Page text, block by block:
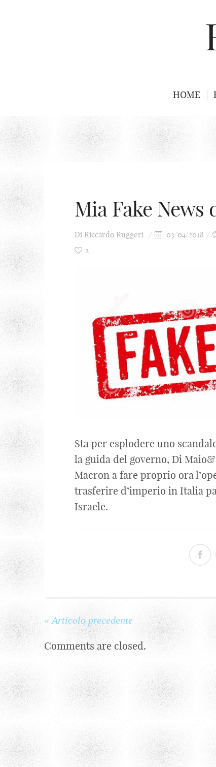
HOME
Mia Fake News
Di Riccardo Ruggeri 03/04/2018
2
Sta per esplodere uno
la guida del governo, Di
Macron a fare proprio ora
trasferire d’imperio in Italia
Israele.
« Articolo precedente
Comments are closed.